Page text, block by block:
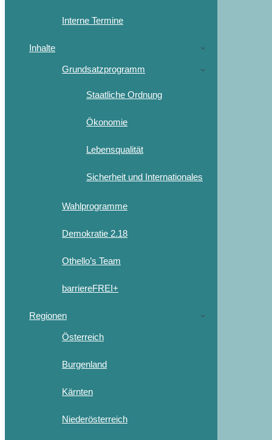
Interne Termine
Inhalte
Grundsatzprogramm
Staatliche Ordnung
Ökonomie
Lebensqualität
Sicherheit und Internationales
Wahlprogramme
Demokratie 2.18
Othello’s Team
barriereFREI+
Regionen
Österreich
Burgenland
Kärnten
Niederösterreich